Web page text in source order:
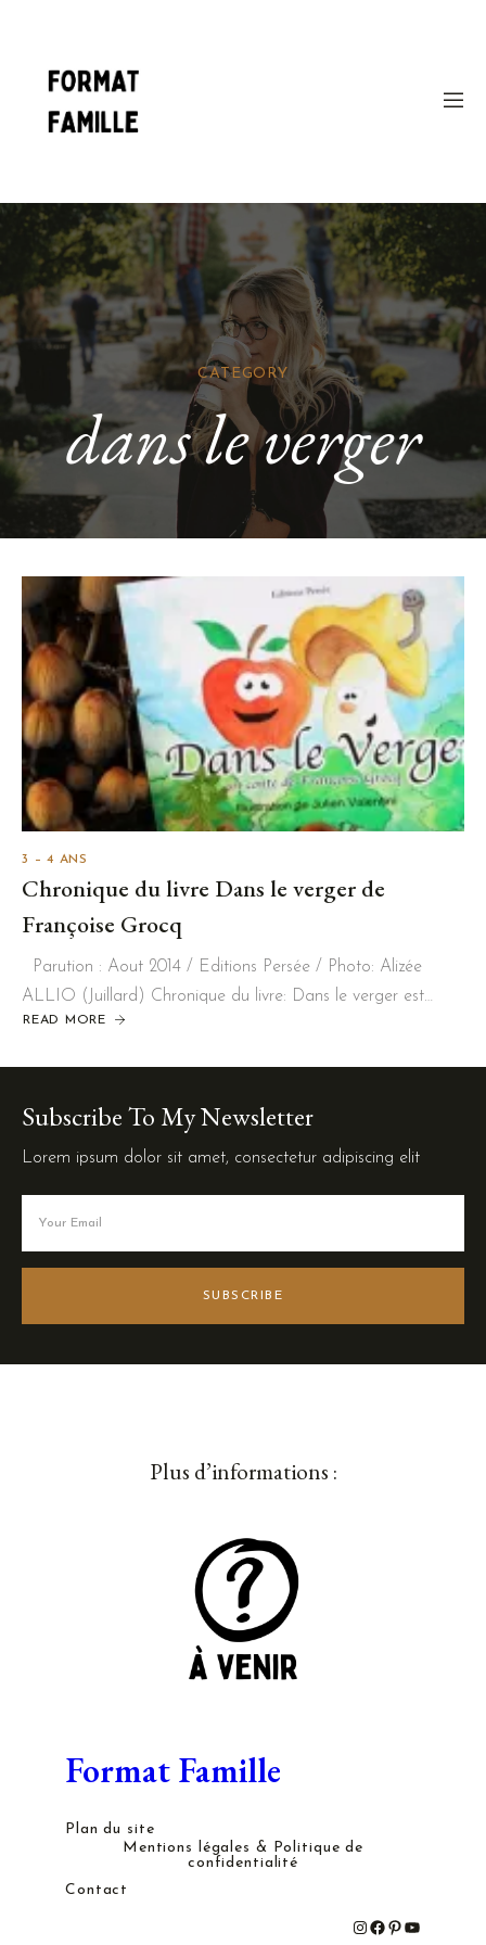
CATEGORY
dans le verger
3 – 4 ANS
Chronique du livre Dans le verger de
Françoise Grocq
Parution : Aout 2014 / Editions Persée / Photo: Alizée
ALLIO (Juillard) Chronique du livre: Dans le verger est…
READ MORE
Subscribe To My Newsletter
Lorem ipsum dolor sit amet, consectetur adipiscing elit
SUBSCRIBE
Plus d’informations :
Format Famille
Plan du site
Mentions légales & Politique de
confidentialité
Contact
# # # #